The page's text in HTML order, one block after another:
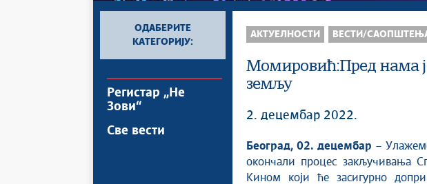
ОДАБЕРИТЕ
КАТЕГОРИЈУ:
Регистар „Не
Зови“
Све вести
АКТУЕЛНОСТИ ВЕСТИ/
Момировић:Пред нама
земљу
2. децембар 2022.
Београд, 02. децембар –
окончали процес закључивања
Кином који ће засигурно